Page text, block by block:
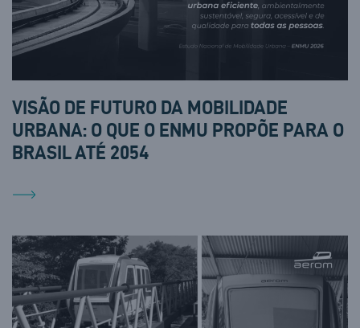
VISÃO DE FUTURO DA MOBILIDADE
URBANA: O QUE O ENMU PROPÕE PARA O
BRASIL ATÉ 2054